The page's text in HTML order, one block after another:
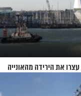
את הירידה מהאונייה